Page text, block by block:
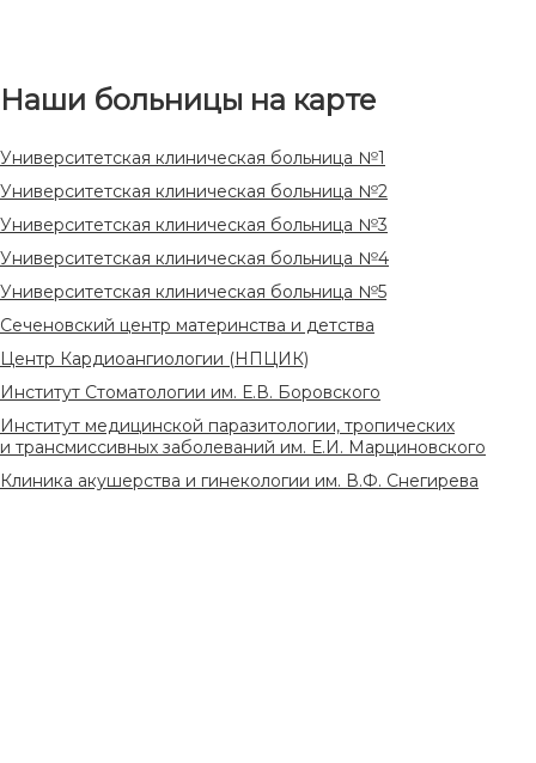
Наши больницы на карте
Университетская клиническая больница №1
Университетская клиническая больница №2
Университетская клиническая больница №3
Университетская клиническая больница №4
Университетская клиническая больница №5
Сеченовский центр материнства и детства
Центр Кардиоангиологии (НПЦИК)
Институт Стоматологии им. Е.В. Боровского
Институт медицинской паразитологии, тропических
и трансмиссивных заболеваний им. Е.И. Марциновского
Клиника акушерства и гинекологии им. В.Ф. Снегирева